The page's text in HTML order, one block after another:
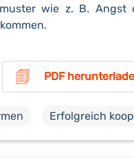
wie z. B. Angst
PDF
Erfolgreich